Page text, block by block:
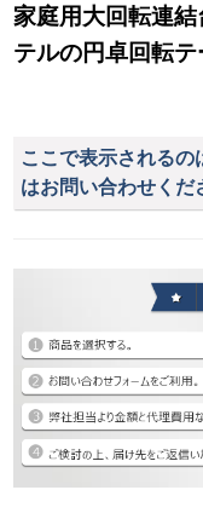
家庭用大回転連
テルの円卓回転
ここで表示される
はお問い合わせくだ